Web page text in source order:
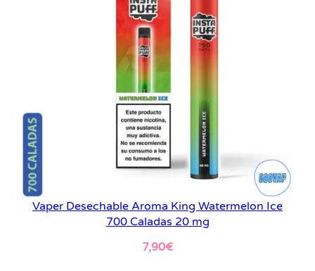
Vaper Desechable Aroma King Watermelon Ice
700 Caladas 20 mg
7,90€